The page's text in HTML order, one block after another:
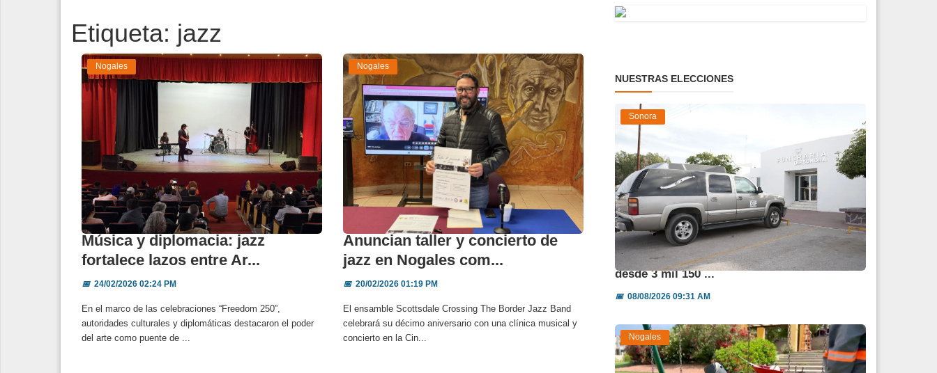
Edición Impresa
Etiqueta: jazz
Nogales
Música y diplomacia: jazz
fortalece lazos entre Ar...
📅24/02/2026 02:24 PM
En el marco de las celebraciones “Freedom 250”,
autoridades culturales y diplomáticas destacaron el poder
del arte como puente de ...
Nogales
Anuncian taller y concierto de
jazz en Nogales com...
📅20/02/2026 01:19 PM
El ensamble Scottsdale Crossing The Border Jazz Band
celebrará su décimo aniversario con una clínica musical y
concierto en la Cin...
NUESTRAS ELECCIONES
Sonora
Ofrece DIF Sonora servicios funerarios
desde 3 mil 150 ...
📅08/08/2026 09:31 AM
Nogales